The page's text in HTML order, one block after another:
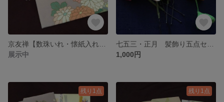
展示中
1,000円
残り1点 残り1点